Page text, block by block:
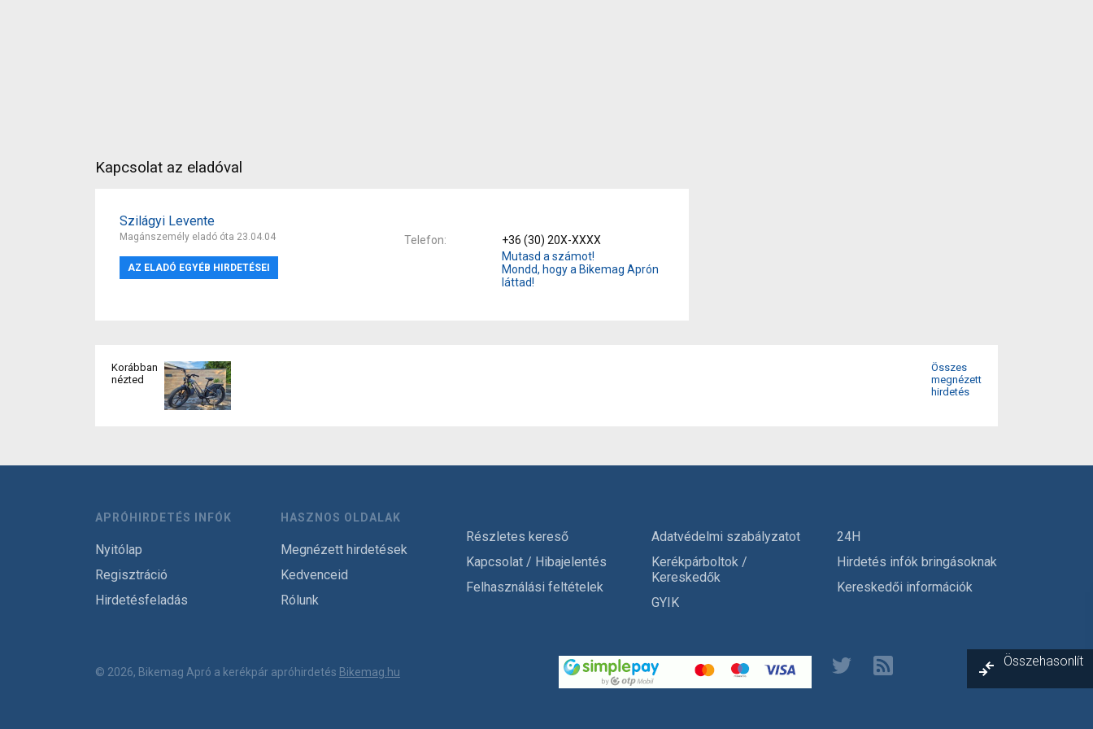
Kapcsolat az eladóval
Szilágyi Levente
Magánszemély eladó óta 23.04.04
AZ ELADÓ EGYÉB HIRDETÉSEI
Telefon
+36 (30) 20X-XXXX
Mutasd a számot!
Mondd, hogy a Bikemag Aprón
láttad!
Korábban
nézted
Összes
megnézett
hirdetés
APRÓHIRDETÉS INFÓK
Nyitólap
Regisztráció
Hirdetésfeladás
HASZNOS OLDALAK
Megnézett hirdetések
Kedvenceid
Rólunk
Részletes kereső
Kapcsolat / Hibajelentés
Felhasználási feltételek
Adatvédelmi szabályzatot
Kerékpárboltok /
Kereskedők
GYIK
24H
Hirdetés infók bringásoknak
Kereskedői információk
© 2026, Bikemag Apró a kerékpár apróhirdetés Bikemag.hu
Összehasonlít